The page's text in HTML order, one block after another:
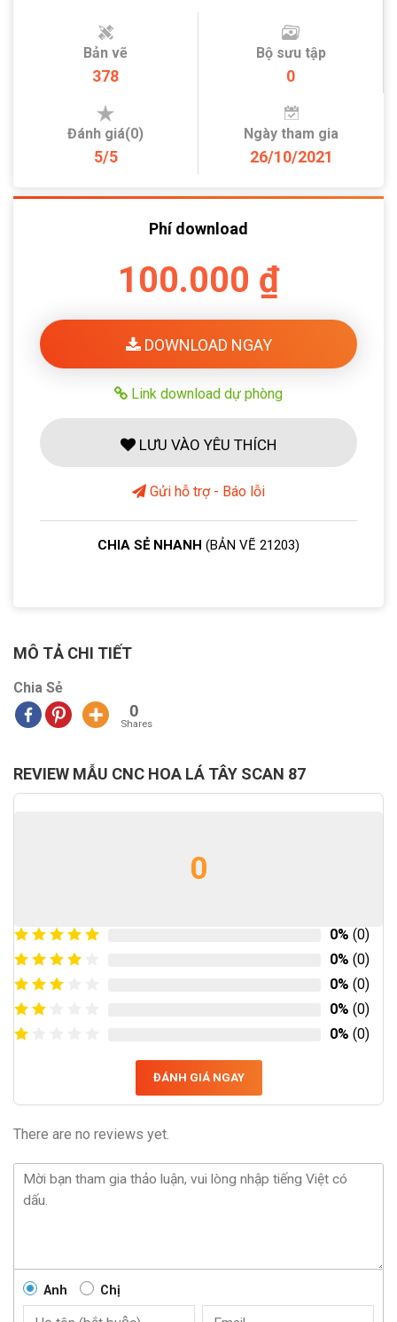
Bản vẽ
378
Bộ sưu tập
0
Đánh giá(0)
5/5
Ngày tham gia
26/10/2021
Phí download
100.000 ₫
DOWNLOAD NGAY
Link download dự phòng
LƯU VÀO YÊU THÍCH
Gửi hỗ trợ - Báo lỗi
CHIA SẺ NHANH (BẢN VẼ 21203)
MÔ TẢ CHI TIẾT
Chia Sẻ
0
Shares
REVIEW MẪU CNC HOA LÁ TÂY SCAN 87
0
0% (0)
0% (0)
0% (0)
0% (0)
0% (0)
ĐÁNH GIÁ NGAY
There are no reviews yet.
Anh Chị